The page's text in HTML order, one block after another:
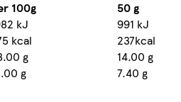
100g
50 g
kJ
991 kJ
kcal
237kcal
g
14.00 g
g
7.40 g